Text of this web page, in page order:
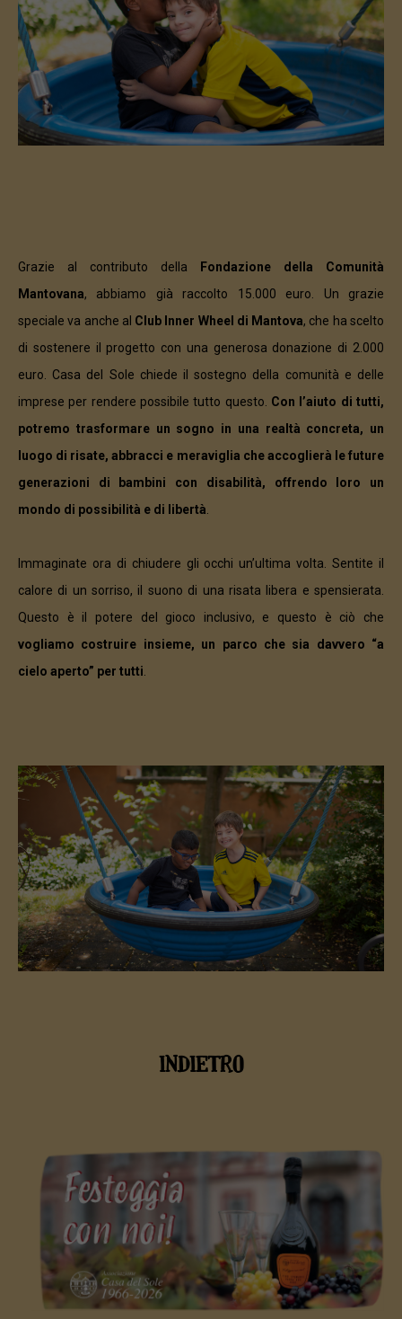
Grazie al contributo della Fondazione della Comunità
Mantovana, abbiamo già raccolto 15.000 euro. Un grazie
speciale va anche al Club Inner Wheel di Mantova, che ha scelto
di sostenere il progetto con una generosa donazione di 2.000
euro. Casa del Sole chiede il sostegno della comunità e delle
imprese per rendere possibile tutto questo. Con l’aiuto di tutti,
potremo trasformare un sogno in una realtà concreta, un
luogo di risate, abbracci e meraviglia che accoglierà le future
generazioni di bambini con disabilità, offrendo loro un
mondo di possibilità e di libertà
Immaginate ora di chiudere gli occhi un’ultima volta. Sentite il
calore di un sorriso, il suono di una risata libera e spensierata.
Questo è il potere del gioco inclusivo, e questo è ciò che
vogliamo costruire insieme, un parco che sia davvero “a
cielo aperto” per tutti
INDIETRO